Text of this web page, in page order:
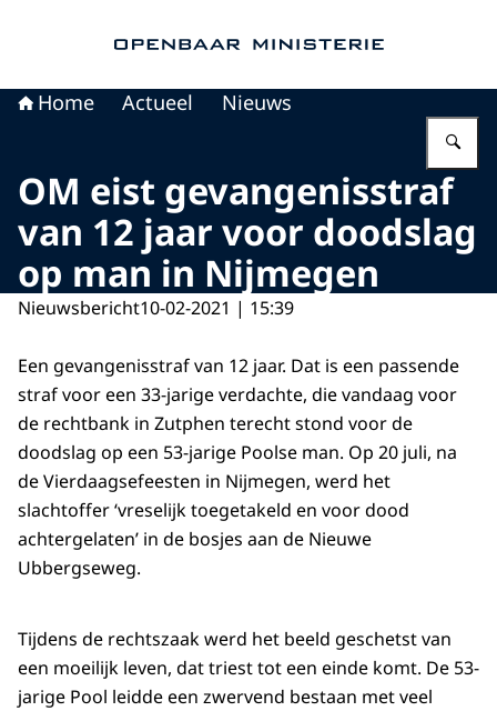
Home Actueel Nieuws
OM eist gevangenisstraf
van 12 jaar voor doodslag
op man in Nijmegen
Nieuwsbericht10-02-2021 | 15:39
Een gevangenisstraf van 12 jaar. Dat is een passende
straf voor een 33-jarige verdachte, die vandaag voor
de rechtbank in Zutphen terecht stond voor de
doodslag op een 53-jarige Poolse man. Op 20 juli, na
de Vierdaagsefeesten in Nijmegen, werd het
slachtoffer ‘vreselijk toegetakeld en voor dood
achtergelaten’ in de bosjes aan de Nieuwe
Ubbergseweg.
Tijdens de rechtszaak werd het beeld geschetst van
een moeilijk leven, dat triest tot een einde komt. De 53-
jarige Pool leidde een zwervend bestaan met veel